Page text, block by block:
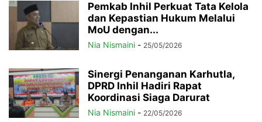
Pemkab Inhil Perkuat Tata Kelola
dan Kepastian Hukum Melalui
MoU dengan...
Nia Nismaini - 25/05/2026
Sinergi Penanganan Karhutla,
DPRD Inhil Hadiri Rapat
Koordinasi Siaga Darurat
Nia Nismaini - 22/05/2026